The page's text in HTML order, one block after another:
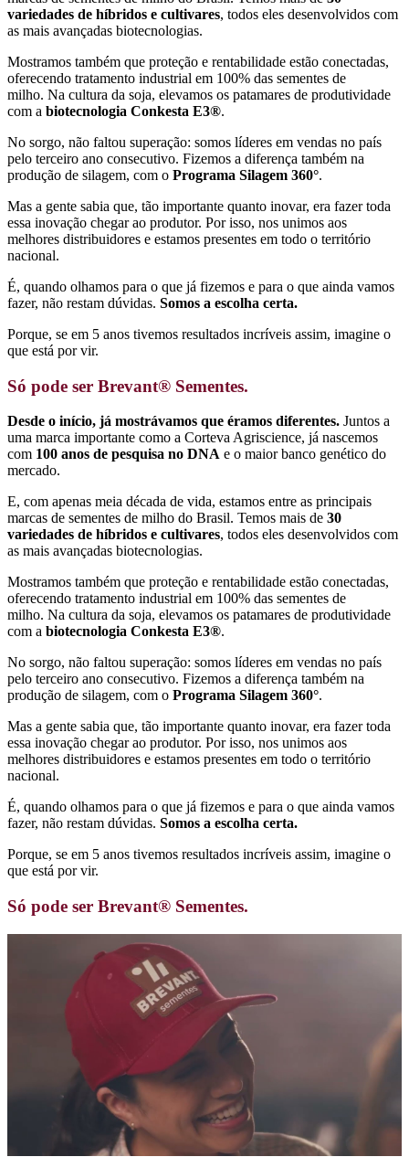
variedades de híbridos e cultivares, todos eles desenvolvidos com
as mais avançadas biotecnologias.
Mostramos também que proteção e rentabilidade estão conectadas,
oferecendo tratamento industrial em 100% das sementes de
milho. Na cultura da soja, elevamos os patamares de produtividade
com a biotecnologia Conkesta E3®.
No sorgo, não faltou superação: somos líderes em vendas no país
pelo terceiro ano consecutivo. Fizemos a diferença também na
produção de silagem, com o Programa Silagem 360°.
Mas a gente sabia que, tão importante quanto inovar, era fazer toda
essa inovação chegar ao produtor. Por isso, nos unimos aos
melhores distribuidores e estamos presentes em todo o território
nacional.
É, quando olhamos para o que já fizemos e para o que ainda vamos
fazer, não restam dúvidas. Somos a escolha certa.
Porque, se em 5 anos tivemos resultados incríveis assim, imagine o
que está por vir.
Só pode ser Brevant® Sementes.
Desde o início, já mostrávamos que éramos diferentes. Juntos a
uma marca importante como a Corteva Agriscience, já nascemos
com 100 anos de pesquisa no DNA e o maior banco genético do
mercado.
E, com apenas meia década de vida, estamos entre as principais
marcas de sementes de milho do Brasil. Temos mais de 30
variedades de híbridos e cultivares, todos eles desenvolvidos com
as mais avançadas biotecnologias.
Mostramos também que proteção e rentabilidade estão conectadas,
oferecendo tratamento industrial em 100% das sementes de
milho. Na cultura da soja, elevamos os patamares de produtividade
com a biotecnologia Conkesta E3®.
No sorgo, não faltou superação: somos líderes em vendas no país
pelo terceiro ano consecutivo. Fizemos a diferença também na
produção de silagem, com o Programa Silagem 360°.
Mas a gente sabia que, tão importante quanto inovar, era fazer toda
essa inovação chegar ao produtor. Por isso, nos unimos aos
melhores distribuidores e estamos presentes em todo o território
nacional.
É, quando olhamos para o que já fizemos e para o que ainda vamos
fazer, não restam dúvidas. Somos a escolha certa.
Porque, se em 5 anos tivemos resultados incríveis assim, imagine o
que está por vir.
Só pode ser Brevant® Sementes.